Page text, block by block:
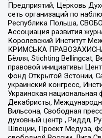
Предприятий, Церковь
сеть организаций по
Республика Польша,
Ассоциация развития
Королевский Институт
КРИМСЬКА
Бёлля, Stichting Bellingcat,
правовой инициативы
Фонд Открытой Эстонии,
украинский конгресс,
Украинская
Декабристы,
Вильсона, Свободная
духовный центр , Риддл,
Швеции, Проект Медуза,